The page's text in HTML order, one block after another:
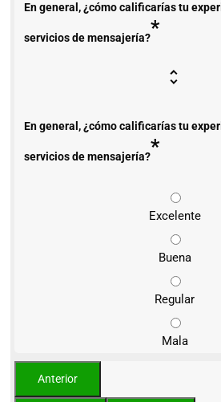
En general, ¿cómo calificarías tu
servicios de mensajería?*
En general, ¿cómo calificarías tu
servicios de mensajería?*
Excelente
Buena
Regular
Mala